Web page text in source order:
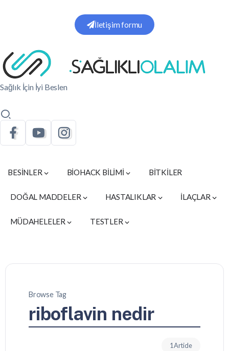
İletişim formu
Sağlık İçin İyi Beslen
BESİNLER BİOHACK BİLİMİ BİTKİLER
DOĞAL MADDELER HASTALIKLAR İLAÇLAR
MÜDAHELELER TESTLER
Browse Tag
riboflavin nedir
1 Article